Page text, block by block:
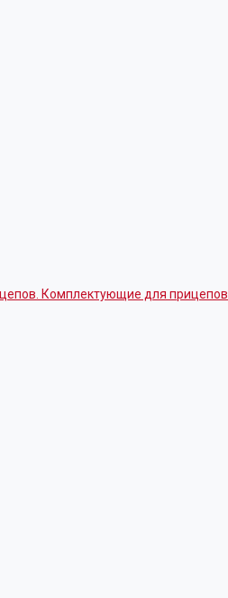
Комплектующие для прицепов